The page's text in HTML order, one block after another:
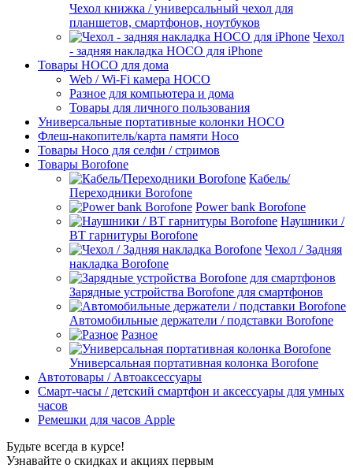
Чехол книжка / универсальный чехол для
планшетов, смартфонов, ноутбуков
Чехол
- задняя накладка HOCO для iPhone
Товары HOCO для дома
Web / Wi-Fi камера HOCO
Разное для компьютера и дома
Товары для личного пользования
Универсальные портативные колонки HOCO
Флеш-накопитель/карта памяти Hoco
Товары Hoco для селфи / стримов
Товары Borofone
Кабель/
Переходники Borofone
Power bank Borofone
Наушники /
BT гарнитуры Borofone
Чехол / Задняя
накладка Borofone
Зарядные устройства Borofone для смартфонов
Автомобильные держатели / подставки Borofone
Разное
Универсальная портативная колонка Borofone
Автотовары / Автоаксессуары
Смарт-часы / детский смартфон и аксессуары для умных
часов
Ремешки для часов Apple
Будьте всегда в курсе!
Узнавайте о скидках и акциях первым